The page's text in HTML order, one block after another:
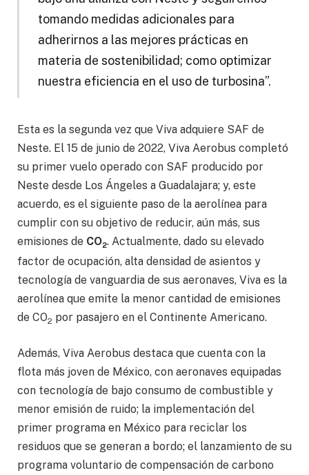
tomando medidas adicionales para
adherirnos a las mejores prácticas en
materia de sostenibilidad; como optimizar
nuestra eficiencia en el uso de turbosina”.
Esta es la segunda vez que Viva adquiere SAF de
Neste. El 15 de junio de 2022, Viva Aerobus completó
su primer vuelo operado con SAF producido por
Neste desde Los Ángeles a Guadalajara; y, este
acuerdo, es el siguiente paso de la aerolínea para
cumplir con su objetivo de reducir, aún más, sus
emisiones de CO2. Actualmente, dado su elevado
factor de ocupación, alta densidad de asientos y
tecnología de vanguardia de sus aeronaves, Viva es la
aerolínea que emite la menor cantidad de emisiones
de CO2 por pasajero en el Continente Americano.
Además, Viva Aerobus destaca que cuenta con la
flota más joven de México, con aeronaves equipadas
con tecnología de bajo consumo de combustible y
menor emisión de ruido; la implementación del
primer programa en México para reciclar los
residuos que se generan a bordo; el lanzamiento de su
programa voluntario de compensación de carbono